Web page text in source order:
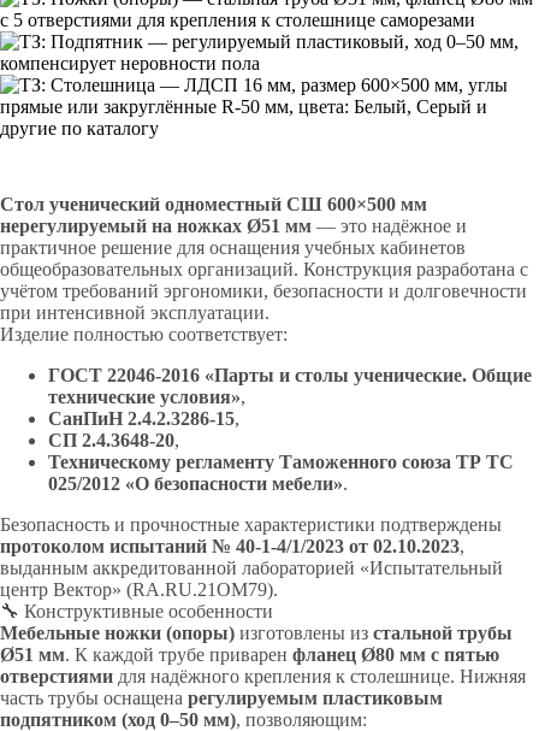
Стол ученический одноместный СШ 600×500 мм
нерегулируемый на ножках Ø51 мм — это надёжное и
практичное решение для оснащения учебных кабинетов
общеобразовательных организаций. Конструкция разработана с
учётом требований эргономики, безопасности и долговечности
при интенсивной эксплуатации.
Изделие полностью соответствует:
ГОСТ 22046-2016 «Парты и столы ученические. Общие
технические условия»,
СанПиН 2.4.2.3286-15,
СП 2.4.3648-20,
Техническому регламенту Таможенного союза ТР ТС
025/2012 «О безопасности мебели».
Безопасность и прочностные характеристики подтверждены
протоколом испытаний № 40-1-4/1/2023 от 02.10.2023,
выданным аккредитованной лабораторией «Испытательный
центр Вектор» (RA.RU.21ОМ79).
🔧 Конструктивные особенности
Мебельные ножки (опоры) изготовлены из стальной трубы
Ø51 мм. К каждой трубе приварен фланец Ø80 мм с пятью
отверстиями для надёжного крепления к столешнице. Нижняя
часть трубы оснащена регулируемым пластиковым
подпятником (ход 0–50 мм), позволяющим: